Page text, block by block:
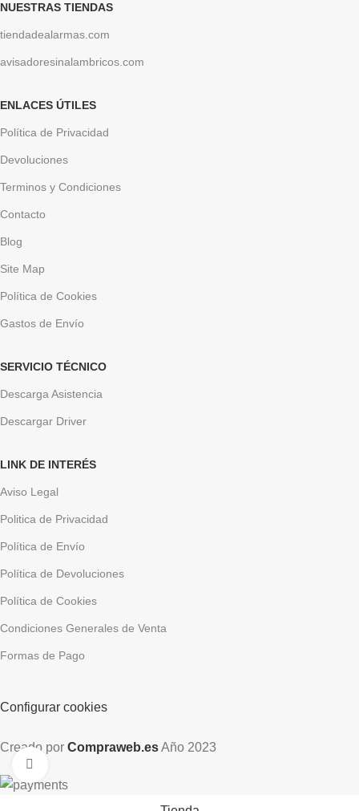
NUESTRAS TIENDAS
tiendadealarmas.com
avisadoresinalambricos.com
ENLACES ÚTILES
Política de Privacidad
Devoluciones
Terminos y Condiciones
Contacto
Blog
Site Map
Política de Cookies
Gastos de Envío
SERVICIO TÉCNICO
Descarga Asistencia
Descargar Driver
LINK DE INTERÉS
Aviso Legal
Politica de Privacidad
Política de Envío
Política de Devoluciones
Política de Cookies
Condiciones Generales de Venta
Formas de Pago
Configurar cookies
Creado por Compraweb.esAño 2023